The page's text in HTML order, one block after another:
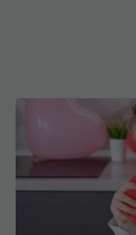
Moment
chirurgia pe cord